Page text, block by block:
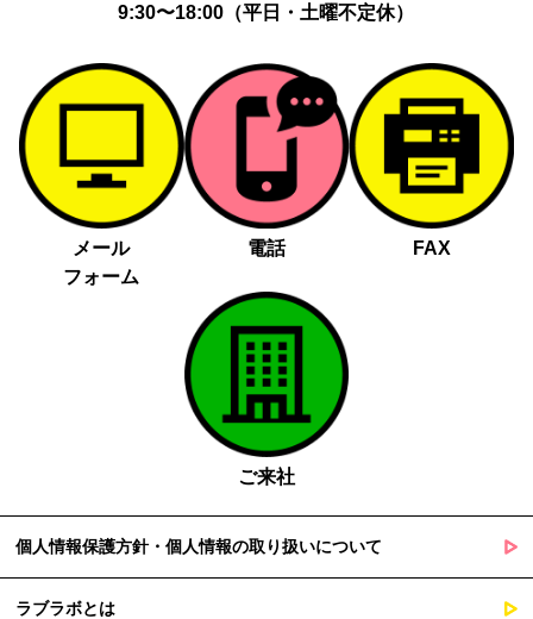
9:30〜18:00（平日・土曜不定休）
メール
フォーム
電話 FAX
ご来社
個人情報保護方針・個人情報の取り扱いについて
ラブラボとは